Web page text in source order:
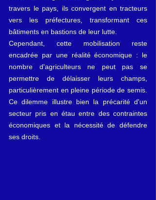
travers le pays, ils convergent en tracteurs
vers les préfectures, transformant ces
bâtiments en bastions de leur lutte.
Cependant, cette mobilisation reste
encadrée par une réalité économique : le
nombre d'agriculteurs ne peut pas se
permettre de délaisser leurs champs,
particulièrement en pleine période de semis.
Ce dilemme illustre bien la précarité d'un
secteur pris en étau entre des contraintes
économiques et la nécessité de défendre
ses droits.